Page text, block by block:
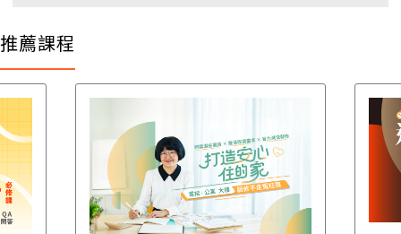
推薦課程